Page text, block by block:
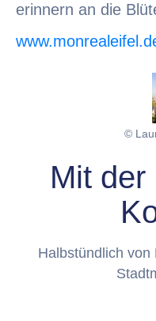
erinnern an die
©
Mit der
Halbstündlich von